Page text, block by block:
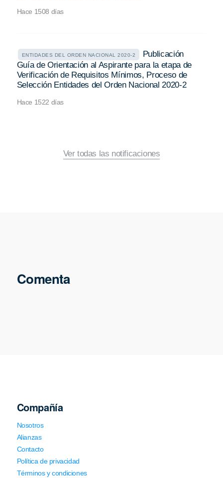
Hace 1508 días
ENTIDADES DEL ORDEN NACIONAL 2020-2
Publicación
Guía de Orientación al Aspirante para la etapa de
Verificación de Requisitos Mínimos, Proceso de
Selección Entidades del Orden Nacional 2020-2
Hace 1522 días
Ver todas las notificaciones
Comenta
Compañía
Nosotros
Alianzas
Contacto
Política de privacidad
Términos y condiciones